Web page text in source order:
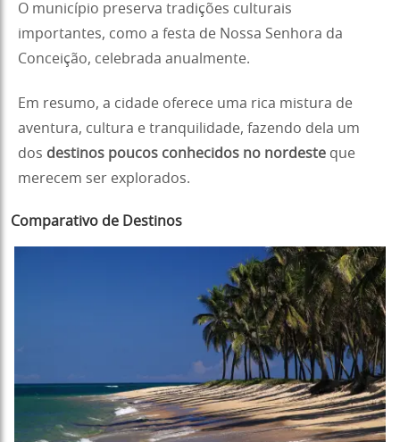
O município preserva tradições culturais
importantes, como a festa de Nossa Senhora da
Conceição, celebrada anualmente.
Em resumo, a cidade oferece uma rica mistura de
aventura, cultura e tranquilidade, fazendo dela um
dos destinos poucos conhecidos no nordeste que
merecem ser explorados.
Comparativo de Destinos